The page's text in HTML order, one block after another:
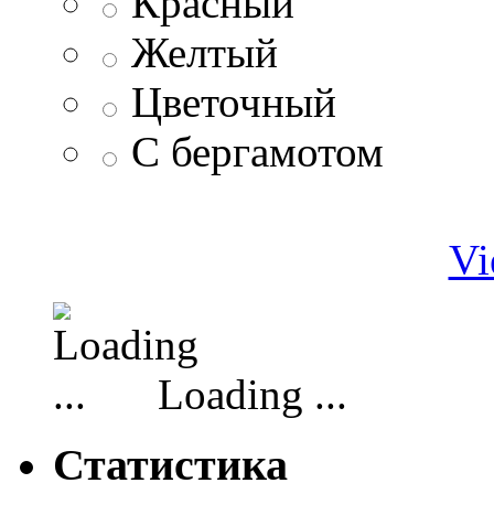
Желтый
Цветочный
С бергамотом
Loading ...
Статистика